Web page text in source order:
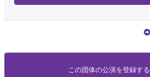
この団体の公演を登録する